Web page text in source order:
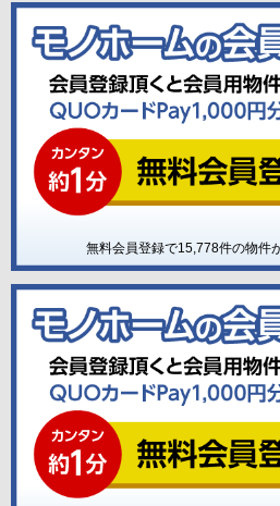
無料会員登録で15,778件の物件